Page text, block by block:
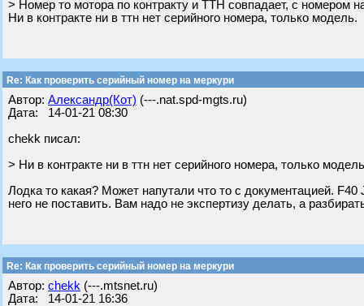
> Номер то мотора по контракту и ТТН совпадает, с номером
Ни в контракте ни в ттн нет серийного номера, только модель.
Re: Как проверить серийный номер на меркури
Автор: Александр(Кот) (---.nat.spd-mgts.ru)
Дата: 14-01-21 08:30
chekk писал:
> Ни в контракте ни в ттн нет серийного номера, только
Лодка то какая? Может напутали что то с документацией.
него не поставить. Вам надо не экспертизу делать, а
Re: Как проверить серийный номер на меркури
Автор: chekk (---.mtsnet.ru)
Дата: 14-01-21 16:36